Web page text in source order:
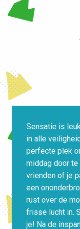
Sensatie is
in alle
perfecte plek
middag door
vrienden of je
een
rust over de
frisse lucht in.
je! Na de